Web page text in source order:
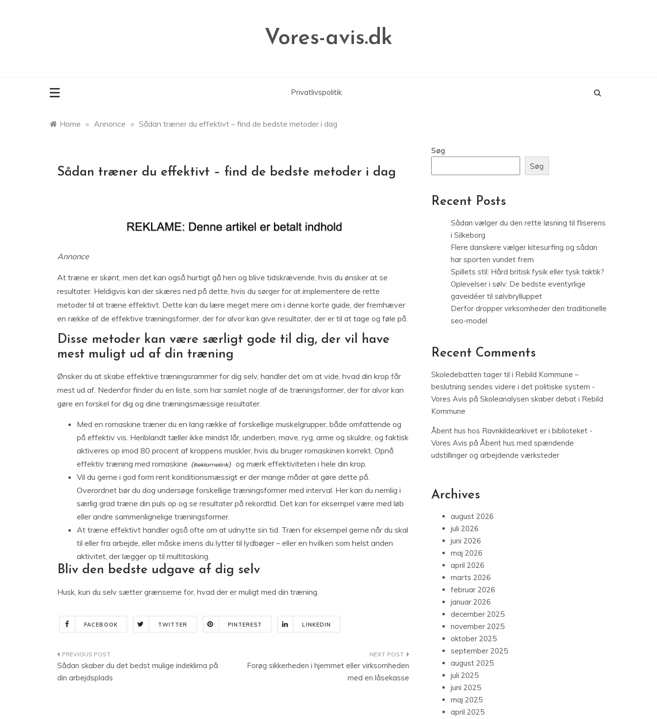
Vores-avis.dk
Privatlivspolitik
Home » Annonce » Sådan træner du effektivt – find de bedste metoder i dag
Sådan træner du effektivt – find de bedste metoder i dag
Annonce
At træne er skønt, men det kan også hurtigt gå hen og blive tidskrævende, hvis du ønsker at se
resultater. Heldigvis kan der skæres ned på dette, hvis du sørger for at implementere de rette
metoder til at træne effektivt. Dette kan du lære meget mere om i denne korte guide, der fremhæver
en række af de effektive træningsformer, der for alvor kan give resultater, der er til at tage og føle på.
Disse metoder kan være særligt gode til dig, der vil have
mest muligt ud af din træning
Ønsker du at skabe effektive træningsrammer for dig selv, handler det om at vide, hvad din krop får
mest ud af. Nedenfor finder du en liste, som har samlet nogle af de træningsformer, der for alvor kan
gøre en forskel for dig og dine træningsmæssige resultater.
Med en romaskine træner du en lang række af forskellige muskelgrupper, både omfattende og
på effektiv vis. Heriblandt tæller ikke mindst lår, underben, mave, ryg, arme og skuldre, og faktisk
aktiveres op imod 80 procent af kroppens muskler, hvis du bruger romaskinen korrekt. Opnå
effektiv træning med romaskine
og mærk effektiviteten i hele din krop.
Vil du gerne i god form rent konditionsmæssigt er der mange måder at gøre dette på.
Overordnet bør du dog undersøge forskellige træningsformer med interval. Her kan du nemlig i
særlig grad træne din puls op og se resultater på rekordtid. Det kan for eksempel være med løb
eller andre sammenlignelige træningsformer.
At træne effektivt handler også ofte om at udnytte sin tid. Træn for eksempel gerne når du skal
til eller fra arbejde, eller måske imens du lytter til lydbøger – eller en hvilken som helst anden
aktivitet, der lægger op til multitasking.
Bliv den bedste udgave af dig selv
Husk, kun du selv sætter grænserne for, hvad der er muligt med din træning.
FACEBOOK TWITTER PINTEREST LINKEDIN
Indlægsnavigation
Sådan skaber du det bedst mulige indeklima på
din arbejdsplads
Forøg sikkerheden i hjemmet eller virksomheden
med en låsekasse
Søg
Søg
Recent Posts
Sådan vælger du den rette løsning til fliserens
i Silkeborg
Flere danskere vælger kitesurfing og sådan
har sporten vundet frem
Spillets stil: Hård britisk fysik eller tysk taktik?
Oplevelser i sølv: De bedste eventyrlige
gaveidéer til sølvbrylluppet
Derfor dropper virksomheder den traditionelle
seo-model
Recent Comments
Skoledebatten tager til i Rebild Kommune –
beslutning sendes videre i det politiske system -
Vores Avis på Skoleanalysen skaber debat i Rebild
Kommune
Åbent hus hos Ravnkildearkivet er i biblioteket -
Vores Avis på Åbent hus med spændende
udstillinger og arbejdende værksteder
Archives
august 2026
juli 2026
juni 2026
maj 2026
april 2026
marts 2026
februar 2026
januar 2026
december 2025
november 2025
oktober 2025
september 2025
august 2025
juli 2025
juni 2025
maj 2025
april 2025